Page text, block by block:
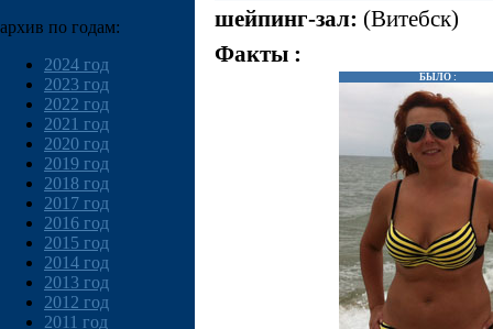
архив по годам:
2024 год
2023 год
2022 год
2021 год
2020 год
2019 год
2018 год
2017 год
2016 год
2015 год
2014 год
2013 год
2012 год
2011 год
шейпинг-зал: (Витебск)
Факты :
БЫЛО :